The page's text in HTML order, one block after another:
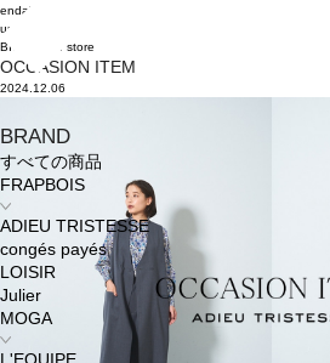
BRAND
すべての商品
FRAPBOIS
ADIEU TRISTESSE
congés payés
LOISIR
Julier
MOGA
endalence
unbilanc
BIGI online store
OCCASION ITEM
2024.12.06